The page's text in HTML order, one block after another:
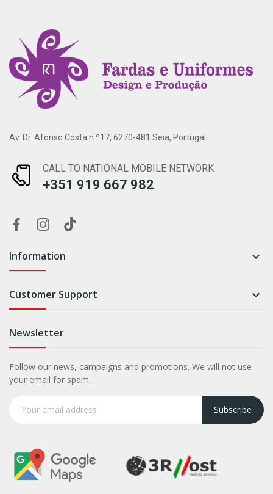
Av. Dr. Afonso Costa n.º17, 6270-481 Seia, Portugal
CALL TO NATIONAL MOBILE NETWORK
+351 919 667 982
Information 
Customer Support 
Newsletter
Follow our news, campaigns and promotions. We will not use
your email for spam.
Subscribe